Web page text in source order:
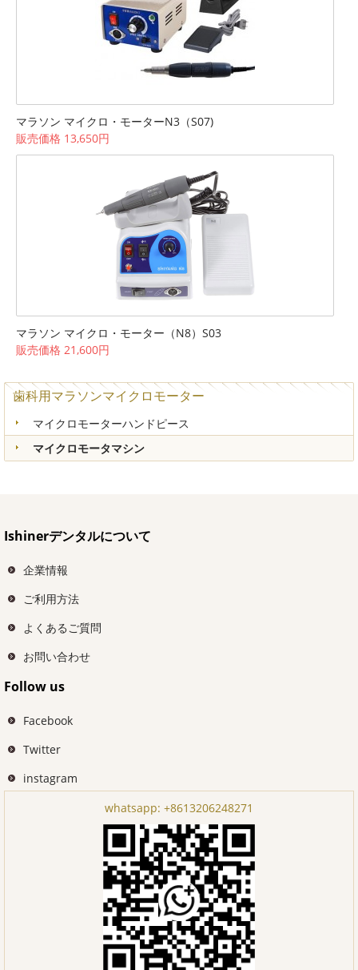
マラソン マイクロ・モーターN3（S07)
販売価格 13,650円
マラソン マイクロ・モーター（N8）S03
販売価格 21,600円
歯科用マラソンマイクロモーター
マイクロモーターハンドピース
マイクロモータマシン
Ishinerデンタルについて
企業情報
ご利用方法
よくあるご質問
お問い合わせ
Follow us
Facebook
Twitter
instagram
whatsapp: +8613206248271